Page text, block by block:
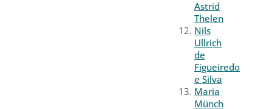
Astrid
Thelen
Nils
Ullrich
de
Figueiredo
e Silva
Maria
Münch